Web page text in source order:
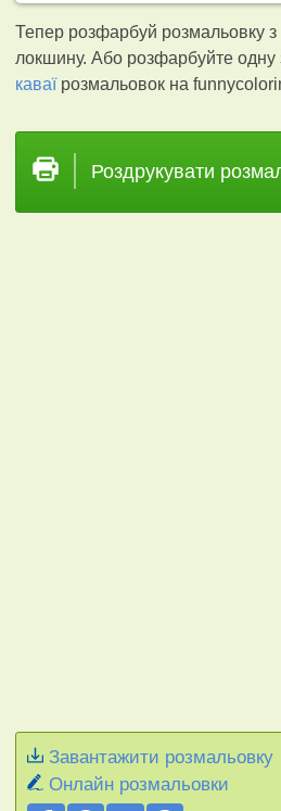
Тепер розфарбуй розмальовку з
локшину. Або розфарбуйте одну
каваїрозмальовок на
Роздрукувати
Завантажити розмальовку
Онлайн розмальовки